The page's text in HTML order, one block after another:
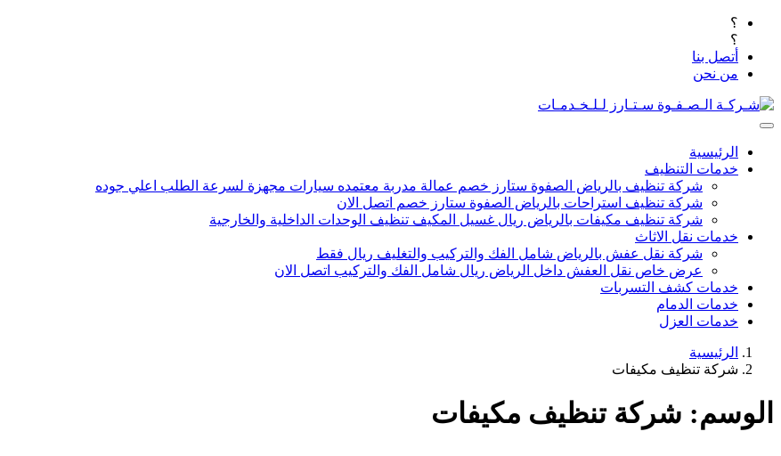
؟
؟
أتصل بنا
من نحن
الرئيسية
خدمات التنظيف
شركة تنظيف بالرياض الصفوة ستارز خصم عمالة مدربة معتمده سيارات مجهزة لسرعة الطلب اعلي جوده
شركة تنظيف استراحات بالرياض الصفوة ستارز خصم اتصل الان
شركة تنظيف مكيفات بالرياض ريال غسيل المكيف تنظيف الوحدات الداخلية والخارجية
خدمات نقل الاثاث
شركة نقل عفش بالرياض شامل الفك والتركيب والتغليف ريال فقط
عرض خاص نقل العفش داخل الرياض ريال شامل الفك والتركيب اتصل الان
خدمات كشف التسربات
خدمات الدمام
خدمات العزل
الرئيسية
شركة تنظيف مكيفات
الوسم: شركة تنظيف مكيفات